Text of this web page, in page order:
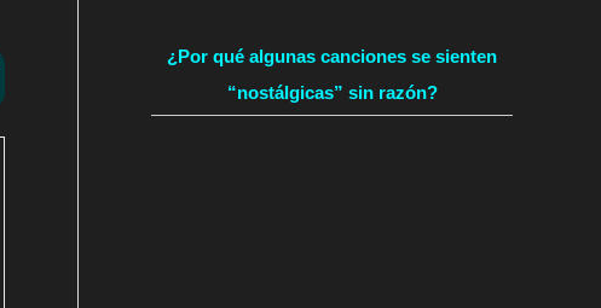
¿Por qué algunas canciones se sienten
“nostálgicas” sin razón?